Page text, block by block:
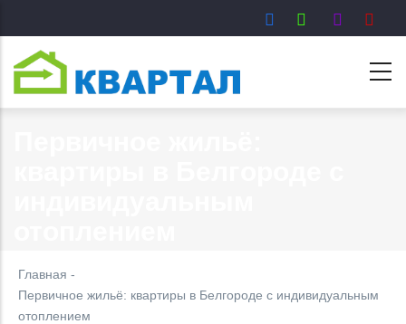
к
основному
содержанию
Главная -
Первичное жильё: квартиры в Белгороде с индивидуальным
отоплением